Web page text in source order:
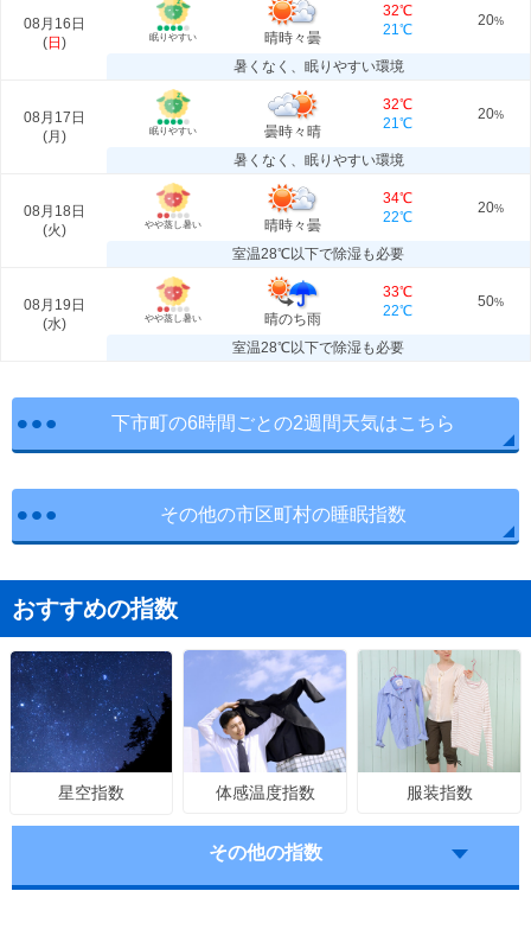
08月16日
(日 ) 眠りやすい 晴時々曇
32℃
21℃
20%
暑くなく、眠りやすい環境
08月17日
(月 ) 眠りやすい 曇時々晴
32℃
21℃
20%
暑くなく、眠りやすい環境
08月18日
(火) やや蒸し暑い 晴時々曇
34℃
22℃
20%
室温28℃以下で除湿も必要
08月19日
(水) やや蒸し暑い 晴のち雨
33℃
22℃
50%
室温28℃以下で除湿も必要
下市町の6時間ごとの2週間天気はこちら
その他の市区町村の睡眠指数
おすすめの指数
星空指数 体感温度指数 服装指数
その他の指数